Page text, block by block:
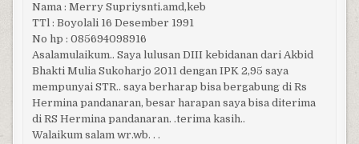
Nama : Merry Supriysnti.amd,keb
TTl : Boyolali 16 Desember 1991
No hp : 085694098916
Asalamulaikum.. Saya lulusan DIII kebidanan dari Akbid
Bhakti Mulia Sukoharjo 2011 dengan IPK 2,95 saya
mempunyai STR.. saya berharap bisa bergabung di Rs
Hermina pandanaran, besar harapan saya bisa diterima
di RS Hermina pandanaran. .terima kasih..
Walaikum salam wr.wb. . .